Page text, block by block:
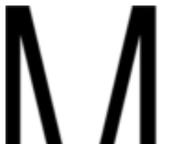
Spring
indhold